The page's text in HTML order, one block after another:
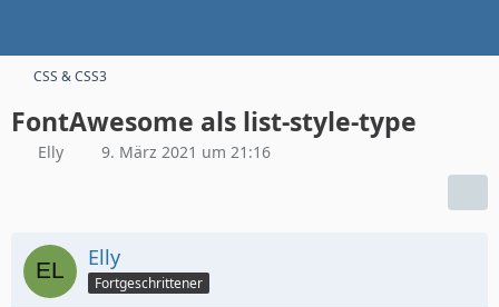
CSS & CSS3
FontAwesome als list-style-type
Elly 9. März 2021 um 21:16
Elly
Fortgeschrittener